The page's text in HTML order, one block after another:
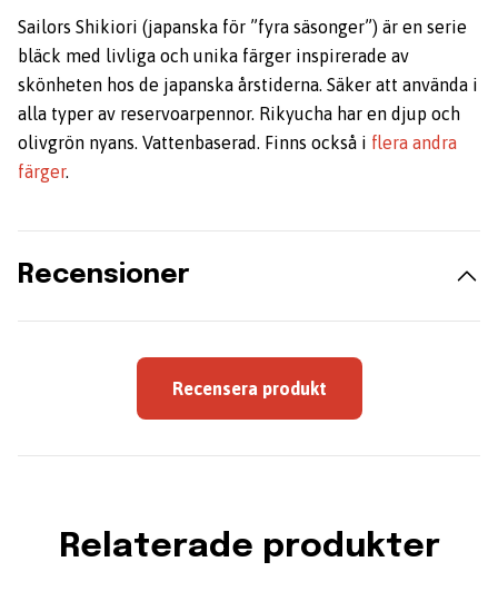
Sailors Shikiori (japanska för ”fyra säsonger”) är en serie
bläck med livliga och unika färger inspirerade av
skönheten hos de japanska årstiderna. Säker att använda i
alla typer av reservoarpennor. Rikyucha har en djup och
olivgrön nyans. Vattenbaserad. Finns också i flera andra
färger.
Recensioner
Recensera produkt
Relaterade produkter